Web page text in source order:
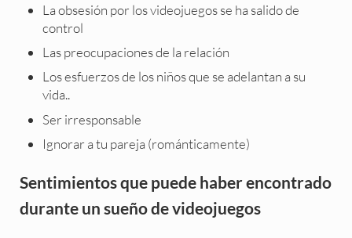
La obsesión por los videojuegos se ha salido de
control
Las preocupaciones de la relación
Los esfuerzos de los niños que se adelantan a su
vida..
Ser irresponsable
Ignorar a tu pareja (románticamente)
Sentimientos que puede haber encontrado
durante un sueño de videojuegos